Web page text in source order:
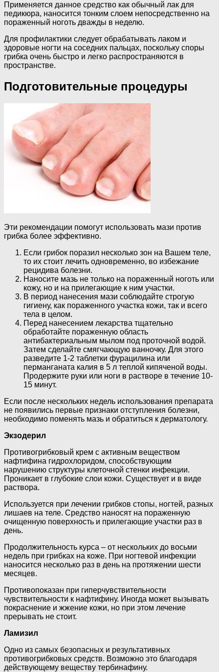
Применяется данное средство как обычный лак для
педикюра, наносится тонким слоем непосредственно на
пораженный ноготь дважды в неделю.
Для профилактики следует обрабатывать лаком и
здоровые ногти на соседних пальцах, поскольку споры
грибка очень быстро и легко распространяются в
пространстве.
Подготовительные процедуры
Эти рекомендации помогут использовать мази против
грибка более эффективно.
Если грибок поразил несколько зон на Вашем теле,
то их стоит лечить одновременно, во избежание
рецидива болезни.
Наносите мазь не только на пораженный ноготь или
кожу, но и на прилегающие к ним участки.
В период нанесения мази соблюдайте строгую
гигиену, как пораженного участка кожи, так и всего
тела в целом.
Перед нанесением лекарства тщательно
обработайте пораженную область
антибактериальным мылом под проточной водой.
Затем сделайте смягчающую ванночку. Для этого
разведите 1-2 таблетки фурацилина или
перманганата калия в 5 л теплой кипяченой воды.
Продержите руки или ноги в растворе в течение 10-
15 минут.
Если после нескольких недель использования препарата
не появились первые признаки отступления болезни,
необходимо поменять мазь и обратиться к дерматологу.
Экзодерил
Противогрибковый крем с активным веществом
нафтифина гидрохлоридом, способствующим
нарушению структуры клеточной стенки инфекции.
Проникает в глубокие слои кожи. Существует и в виде
раствора.
Используется при лечении грибков стопы, ногтей, разных
лишаев на теле. Средство наносят на пораженную
очищенную поверхность и прилегающие участки раз в
день.
Продолжительность курса – от нескольких до восьми
недель при грибках на коже. При ногтевой инфекции
наносится несколько раз в день на протяжении шести
месяцев.
Противопоказан при гиперчувствительности
чувствительности к нафтифину. Иногда может вызывать
покраснение и жжение кожи, но при этом лечение
прерывать не стоит.
Ламизил
Одно из самых безопасных и результативных
противогрибковых средств. Возможно это благодаря
действующему веществу тербинафину.